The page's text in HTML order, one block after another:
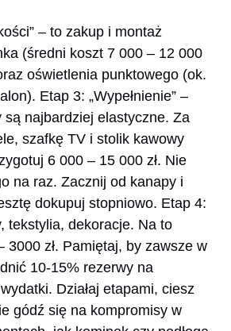
– to zakup i montaż
(średni koszt 7 000 – 12 000
oświetlenia punktowego (ok.
Etap 3: „Wypełnienie” –
są najbardziej elastyczne. Za
szafkę TV i stolik kawowy
6 000 – 15 000 zł. Nie
na raz. Zacznij od kanapy i
dokupuj stopniowo. Etap 4:
tekstylia, dekoracje. Na to
3000 zł. Pamiętaj, by zawsze w
10-15% rezerwy na
Działaj etapami, ciesz
gódź się na kompromisy w